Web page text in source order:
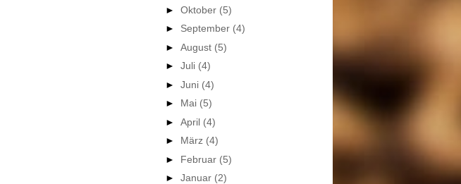
► Oktober (5)
► September (4)
► August (5)
► Juli (4)
► Juni (4)
► Mai (5)
► April (4)
► März (4)
► Februar (5)
► Januar (2)